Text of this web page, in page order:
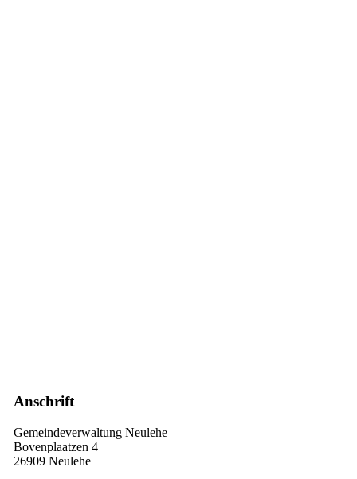
Anschrift
Gemeindeverwaltung Neulehe
Bovenplaatzen 4
26909 Neulehe